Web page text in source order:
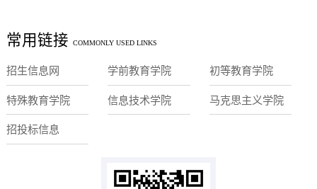
常用链接 COMMONLY USED LINKS
招生信息网 学前教育学院 初等教育学院
特殊教育学院 信息技术学院 马克思主义学院
招投标信息